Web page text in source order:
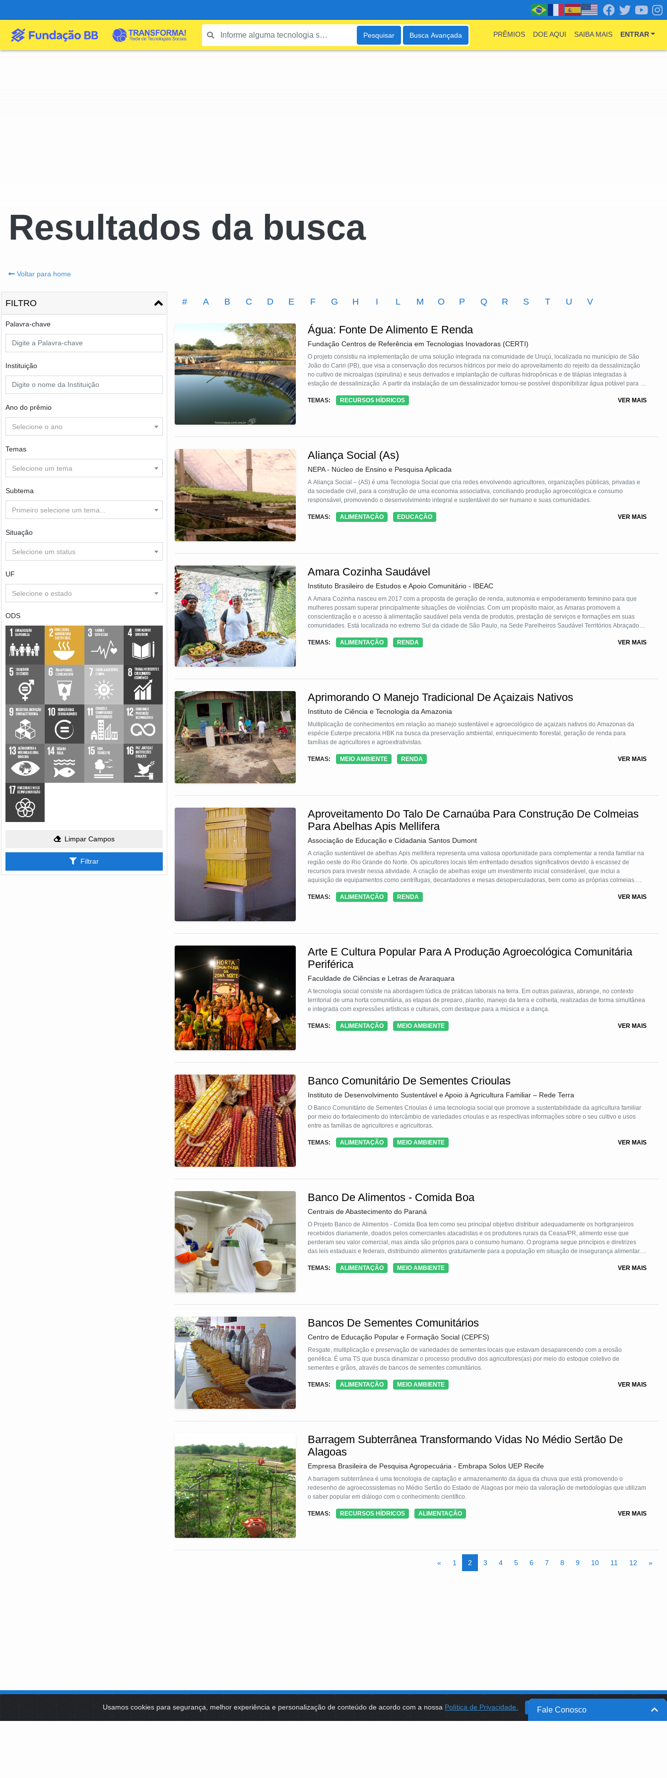
Usamos cookies para segurança, melhor experiência e personalização de conteúdo de acordo com a nossa Política de Privacidade. OK
Pesquisar Busca Avançada PRÊMIOS DOE AQUI SAIBA MAIS ENTRAR
Resultados da busca
Voltar para home
FILTRO
Palavra-chave
Instituição
Ano do prêmio
Selecione o ano
Temas
Selecione um tema
Subtema
Primeiro selecione um tema...
Situação
Selecione um status
UF
Selecione o estado
ODS
Limpar Campos
Filtrar
# A B C D E F G H I L M O P Q R S T U V
Água: Fonte De Alimento E Renda
Fundação Centros de Referência em Tecnologias Inovadoras (CERTI)
O projeto consistiu na implementação de uma solução integrada na comunidade de Uruçú, localizada no município de São
João do Cariri (PB), que visa a conservação dos recursos hídricos por meio do aproveitamento do rejeito da dessalinização
no cultivo de microalgas (spirulina) e seus derivados e implantação de culturas hidropônicas e de tilápias integradas à
estação de dessalinização. A partir da instalação de um dessalinizador tornou-se possível disponibilizar água potável para a
de spirulina) que consomem 100% do rejeito da dessalinização. O sistema produtiva integrado é operacionalizado pela
TEMAS: RECURSOS HÍDRICOS VER MAIS
Aliança Social (As)
NEPA - Núcleo de Ensino e Pesquisa Aplicada
A Aliança Social – (AS) é uma Tecnologia Social que cria redes envolvendo agricultores, organizações públicas, privadas e
da sociedade civil, para a construção de uma economia associativa, conciliando produção agroecológica e consumo
responsável, promovendo o desenvolvimento integral e sustentável do ser humano e suas comunidades.
TEMAS: ALIMENTAÇÃO EDUCAÇÃO VER MAIS
Amara Cozinha Saudável
Instituto Brasileiro de Estudos e Apoio Comunitário - IBEAC
A Amara Cozinha nasceu em 2017 com a proposta de geração de renda, autonomia e empoderamento feminino para que
mulheres possam superar principalmente situações de violências. Com um propósito maior, as Amaras promovem a
conscientização e o acesso à alimentação saudável pela venda de produtos, prestação de serviços e formações em suas
comunidades. Está localizada no extremo Sul da cidade de São Paulo, na Sede Parelheiros Saudável Territórios Abraçados,
Popular de Cultura e Desenvolvimento), atingindo famílias, grupos e organizações de 6 bairros do entorno – Barragem,
TEMAS: ALIMENTAÇÃO RENDA VER MAIS
Aprimorando O Manejo Tradicional De Açaizais Nativos
Instituto de Ciência e Tecnologia da Amazonia
Multiplicação de conhecimentos em relação ao manejo sustentável e agroecológico de açaizais nativos do Amazonas da
espécie Euterpe precatoria HBK na busca da preservação ambiental, enriquecimento florestal, geração de renda para
famílias de agricultores e agroextrativistas.
TEMAS: MEIO AMBIENTE RENDA VER MAIS
Aproveitamento Do Talo De Carnaúba Para Construção De Colmeias
Para Abelhas Apis Mellifera
Associação de Educação e Cidadania Santos Dumont
A criação sustentável de abelhas Apis mellifera representa uma valiosa oportunidade para complementar a renda familiar na
região oeste do Rio Grande do Norte. Os apicultores locais têm enfrentado desafios significativos devido à escassez de
recursos para investir nessa atividade. A criação de abelhas exige um investimento inicial considerável, que inclui a
aquisição de equipamentos como centrífugas, decantadores e mesas desoperculadoras, bem como as próprias colmeias.
apícola.
utilizado na produção de peças artesanais, nas quais a palha é retirada para confeccionar itens como chapéus, bolsas,
No entanto, esse projeto inovador propõe o uso eficiente desse recurso natural na fabricação de colmeias, que se tornaram a
base para o início da criação racional de abelhas Apis mellifera na região. Além de contribuir para a preservação da
carnaúba e reduzir o desperdício, essa abordagem sustentável oferece uma oportunidade econômica importante para os
apicultores locais, permitindo que eles iniciem ou ampliem suas atividades apícolas de forma mais acessível e consciente do
TEMAS: ALIMENTAÇÃO RENDA VER MAIS
Arte E Cultura Popular Para A Produção Agroecológica Comunitária
Periférica
Faculdade de Ciências e Letras de Araraquara
A tecnologia social consiste na abordagem lúdica de práticas laborais na terra. Em outras palavras, abrange, no contexto
territorial de uma horta comunitária, as etapas de preparo, plantio, manejo da terra e colheita, realizadas de forma simultânea
e integrada com expressões artísticas e culturais, com destaque para a música e a dança.
TEMAS: ALIMENTAÇÃO MEIO AMBIENTE VER MAIS
Banco Comunitário De Sementes Crioulas
Instituto de Desenvolvimento Sustentável e Apoio à Agricultura Familiar – Rede Terra
O Banco Comunitário de Sementes Crioulas é uma tecnologia social que promove a sustentabilidade da agricultura familiar
por meio do fortalecimento do intercâmbio de variedades crioulas e as respectivas informações sobre o seu cultivo e usos
entre as famílias de agricultores e agricultoras.
TEMAS: ALIMENTAÇÃO MEIO AMBIENTE VER MAIS
Banco De Alimentos - Comida Boa
Centrais de Abastecimento do Paraná
O Projeto Banco de Alimentos - Comida Boa tem como seu principal objetivo distribuir adequadamente os hortigranjeiros
recebidos diariamente, doados pelos comerciantes atacadistas e os produtores rurais da Ceasa/PR, alimento esse que
perderam seu valor comercial, mas ainda são próprios para o consumo humano. O programa segue princípios e diretrizes
das leis estaduais e federais, distribuindo alimentos gratuitamente para a população em situação de insegurança alimentar.
de obra é fornecida pelo DEPEN, reabilitando monitorados com treinamento profissional.
TEMAS: ALIMENTAÇÃO MEIO AMBIENTE VER MAIS
Bancos De Sementes Comunitários
Centro de Educação Popular e Formação Social (CEPFS)
Resgate, multiplicação e preservação de variedades de sementes locais que estavam desaparecendo com a erosão
genética. É uma TS que busca dinamizar o processo produtivo dos agricultores(as) por meio do estoque coletivo de
sementes e grãos, através de bancos de sementes comunitários.
TEMAS: ALIMENTAÇÃO MEIO AMBIENTE VER MAIS
Barragem Subterrânea Transformando Vidas No Médio Sertão De
Alagoas
Empresa Brasileira de Pesquisa Agropecuária - Embrapa Solos UEP Recife
A barragem subterrânea é uma tecnologia de captação e armazenamento da água da chuva que está promovendo o
redesenho de agroecossistemas no Médio Sertão do Estado de Alagoas por meio da valoração de metodologias que utilizam
o saber popular em diálogo com o conhecimento científico.
TEMAS: RECURSOS HÍDRICOS ALIMENTAÇÃO VER MAIS
« 1 2 3 4 5 6 7 8 9 10 11 12 »
Fale Conosco
PLATAFORMA DE TECNOLOGIAS IDENTIDADE VISUAL BANCO DO BRASIL